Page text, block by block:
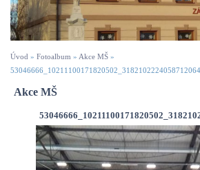
Úvod » Fotoalbum » Akce MŠ »
Akce MŠ